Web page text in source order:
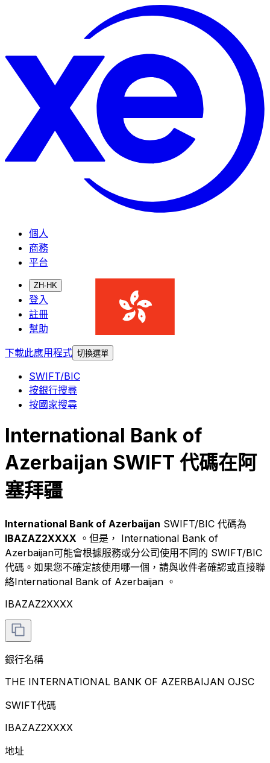
個人
商務
平台
ZH-HK
登入
註冊
幫助
下載此應用程式 切換選單
SWIFT/BIC
按銀行搜尋
按國家搜尋
International Bank of
Azerbaijan SWIFT 代碼在阿
塞拜疆
International Bank of Azerbaijan SWIFT/BIC 代碼為
IBAZAZ2XXXX 。但是， International Bank of
Azerbaijan可能會根據服務或分公司使用不同的 SWIFT/BIC
代碼。如果您不確定該使用哪一個，請與收件者確認或直接聯
絡International Bank of Azerbaijan 。
IBAZAZ2XXXX
銀行名稱
THE INTERNATIONAL BANK OF AZERBAIJAN OJSC
SWIFT代碼
IBAZAZ2XXXX
地址